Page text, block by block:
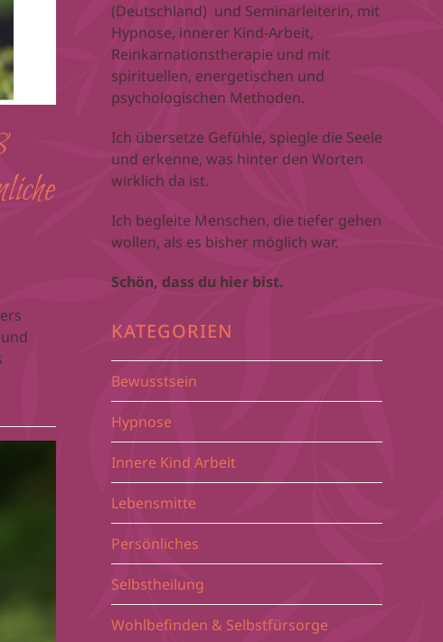
(Deutschland) und Seminarleiterin, mit
Hypnose, innerer Kind-Arbeit,
Reinkarnationstherapie und mit
spirituellen, energetischen und
psychologischen Methoden.
Ich übersetze Gefühle, spiegle die Seele
und erkenne, was hinter den Worten
wirklich da ist.
Ich begleite Menschen, die tiefer gehen
wollen, als es bisher möglich war.
Schön, dass du hier bist.
KATEGORIEN
Bewusstsein
Hypnose
Innere Kind Arbeit
Lebensmitte
Persönliches
Selbstheilung
Wohlbefinden & Selbstfürsorge